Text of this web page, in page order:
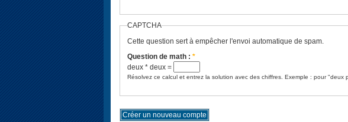
CAPTCHA
Cette question sert à empêcher l'envoi automatique de spam.
Question de math : *
deux * deux =
Résolvez ce calcul et entrez la solution avec des chiffres. Exemple : pour "deux